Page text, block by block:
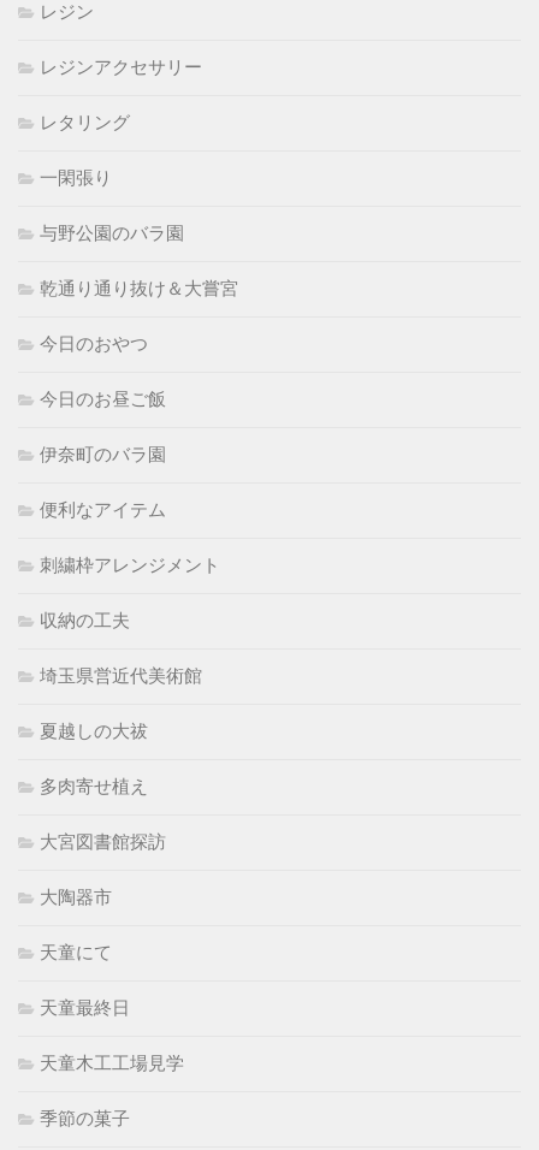
レジン
レジンアクセサリー
レタリング
一閑張り
与野公園のバラ園
乾通り通り抜け＆大嘗宮
今日のおやつ
今日のお昼ご飯
伊奈町のバラ園
便利なアイテム
刺繍枠アレンジメント
収納の工夫
埼玉県営近代美術館
夏越しの大祓
多肉寄せ植え
大宮図書館探訪
大陶器市
天童にて
天童最終日
天童木工工場見学
季節の菓子